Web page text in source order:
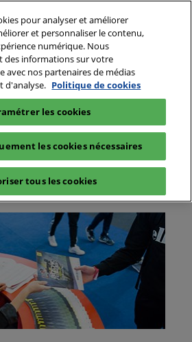
LE BLOG
pour analyser et améliorer
et personnaliser le contenu,
numérique. Nous
des informations sur votre
avec nos partenaires de médias
d'analyse. Politique de cookies
les cookies
les cookies nécessaires
tous les cookies